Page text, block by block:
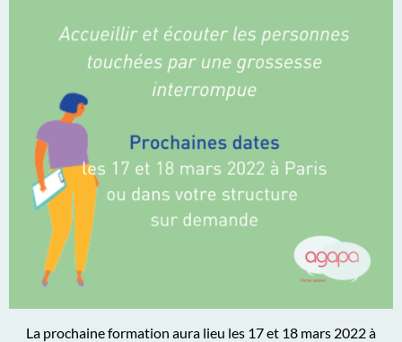
La prochaine formation aura lieu les 17 et 18 mars 2022 à